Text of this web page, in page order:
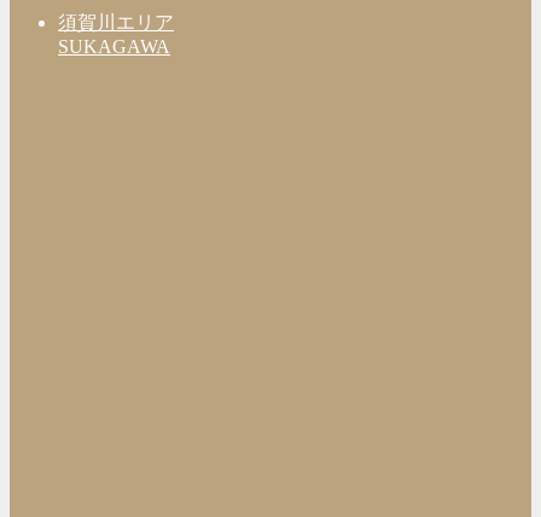
須賀川エリア
SUKAGAWA